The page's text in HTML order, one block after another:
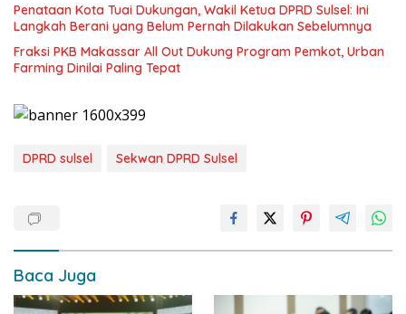
Penataan Kota Tuai Dukungan, Wakil Ketua DPRD Sulsel: Ini
Langkah Berani yang Belum Pernah Dilakukan Sebelumnya
Fraksi PKB Makassar All Out Dukung Program Pemkot, Urban
Farming Dinilai Paling Tepat
DPRD sulsel Sekwan DPRD Sulsel
Baca Juga